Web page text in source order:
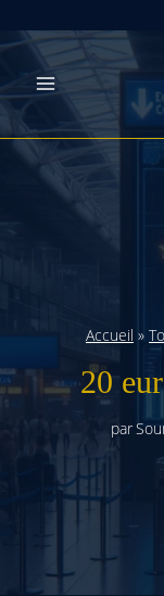
Skip
content
Accueil »
20
par